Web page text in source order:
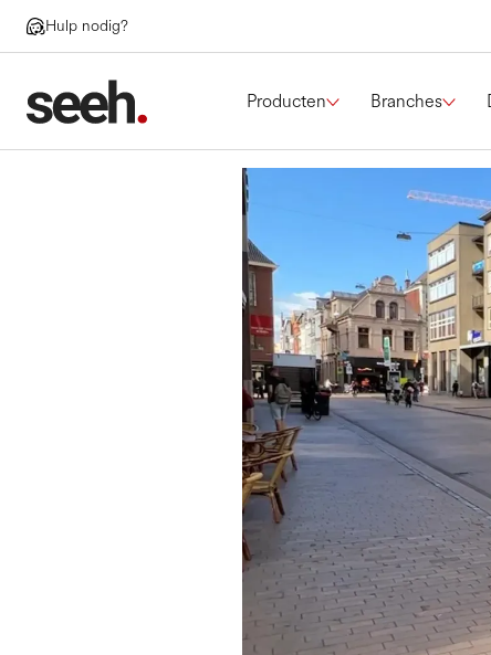
Hulp nodig?
Producten Branches